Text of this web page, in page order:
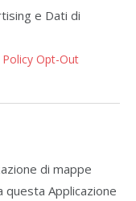
e Dati di
Opt-Out
di mappe
Applicazione